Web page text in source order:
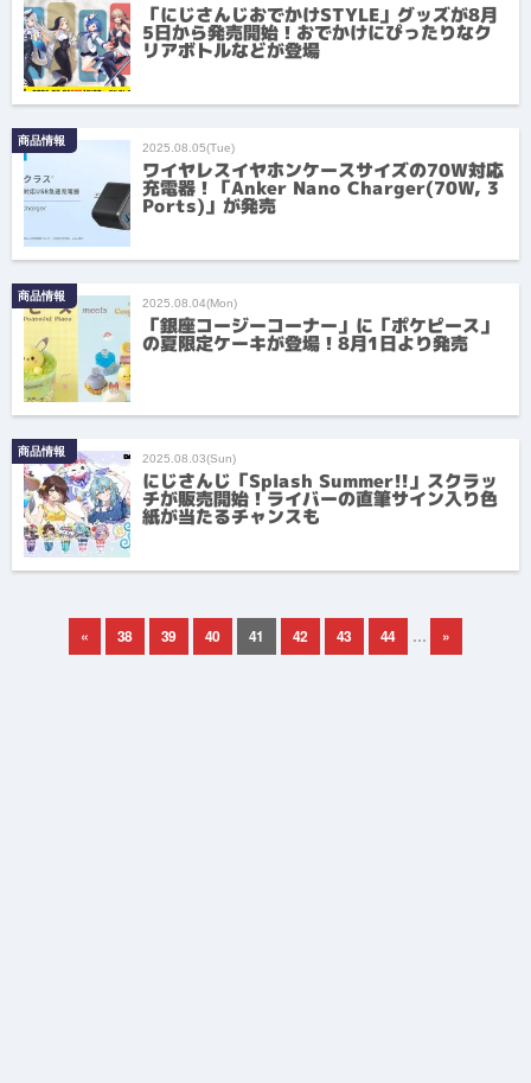
「にじさんじおでかけSTYLE」グッズが8月
5日から発売開始！おでかけにぴったりなク
リアボトルなどが登場
商品情報 2025.08.05(Tue)
ワイヤレスイヤホンケースサイズの70W対応
充電器！「Anker Nano Charger(70W, 3
Ports)」が発売
商品情報 2025.08.04(Mon)
「銀座コージーコーナー」に「ポケピース」
の夏限定ケーキが登場！8月1日より発売
商品情報 2025.08.03(Sun)
にじさんじ「Splash Summer!!」スクラッ
チが販売開始！ライバーの直筆サイン入り色
紙が当たるチャンスも
« 38 39 40 41 42 43 44 … »